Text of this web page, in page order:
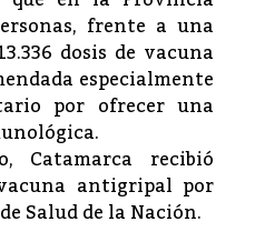
frente a una
dosis de vacuna
especialmente
por ofrecer una
Catamarca recibió
antigripal por
Salud de la Nación.